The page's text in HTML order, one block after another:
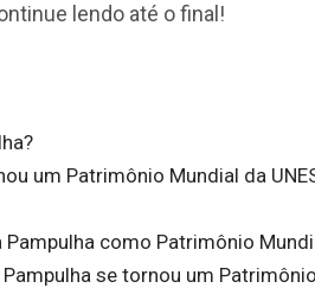
lendo até o final!
um Patrimônio Mundial da
como Patrimônio
se tornou um